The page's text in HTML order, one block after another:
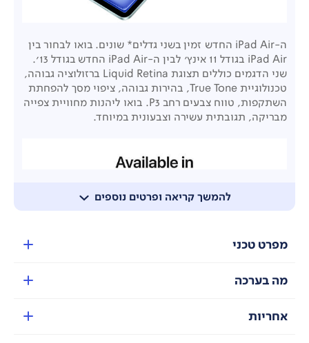
להמשך קריאה ופרטים נוספים
ה-iPad Air החדש זמין בשני גדלים* שונים. בואו לבחור בין
iPad Air בגודל 11 אינץ' לבין ה-iPad Air
החדש בגודל 13'.
שני הדגמים כוללים תצוגת
Liquid Retina ברזולוציה גבוהה,
טכנולוגיית True Tone, בהירות גבוהה, ציפוי מסך להפחתת
השתקפות, טווח צבעים רחב P3. בואו ליהנות מחוויית צפייה
מבריקה, תגובתית עשירה וצבעונית במיוחד.
מפרט טכני
מה בערכה
אחריות